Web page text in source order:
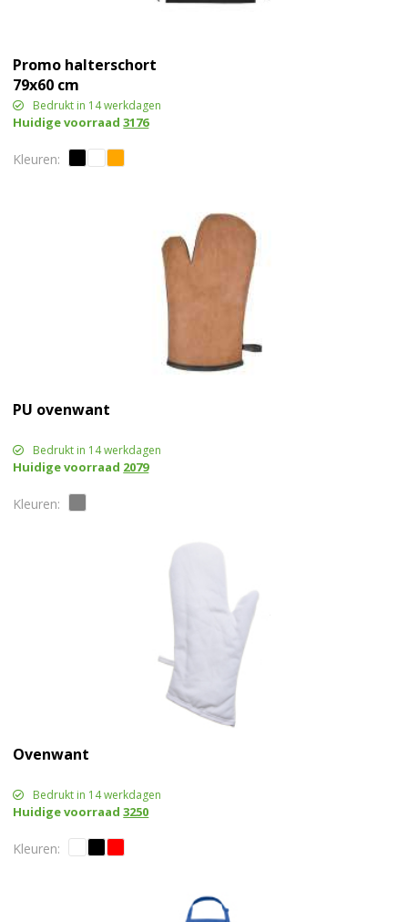
Promo halterschort
79x60 cm
Bedrukt in 14 werkdagen
Huidige voorraad3176
PU ovenwant
Bedrukt in 14 werkdagen
Huidige voorraad 2079
Ovenwant
Bedrukt in 14 werkdagen
Huidige voorraad3250